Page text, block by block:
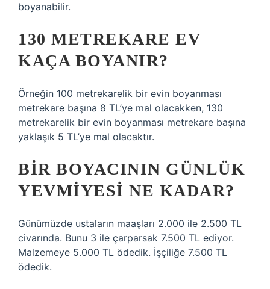
boyanabilir.
130 METREKARE EV
KAÇA BOYANIR?
Örneğin 100 metrekarelik bir evin boyanması
metrekare başına 8 TL’ye mal olacakken, 130
metrekarelik bir evin boyanması metrekare başına
yaklaşık 5 TL’ye mal olacaktır.
BIR BOYACININ GÜNLÜK
YEVMIYESI NE KADAR?
Günümüzde ustaların maaşları 2.000 ile 2.500 TL
civarında. Bunu 3 ile çarparsak 7.500 TL ediyor.
Malzemeye 5.000 TL ödedik. İşçiliğe 7.500 TL
ödedik.